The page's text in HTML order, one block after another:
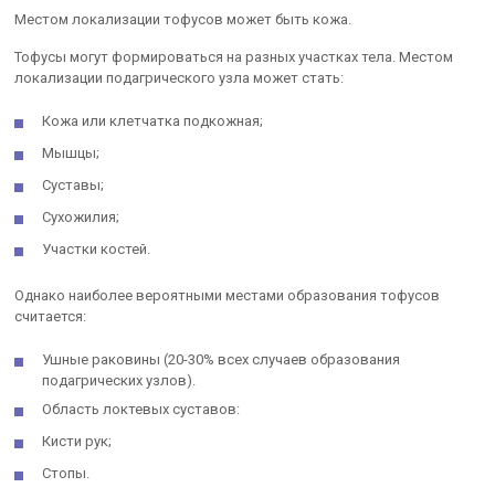
Местом локализации тофусов может быть кожа.
Тофусы могут формироваться на разных участках тела. Местом
локализации подагрического узла может стать:
Кожа или клетчатка подкожная;
Мышцы;
Суставы;
Сухожилия;
Участки костей.
Однако наиболее вероятными местами образования тофусов
считается:
Ушные раковины (20-30% всех случаев образования
подагрических узлов).
Область локтевых суставов:
Кисти рук;
Стопы.